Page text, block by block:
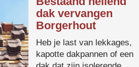
dak vervangen
Borgerhout
Heb je last van lekkages,
kapotte dakpannen of een